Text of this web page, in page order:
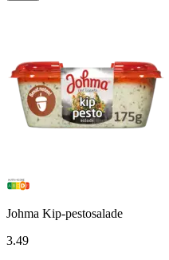
Johma Kip-pestosalade
3.49